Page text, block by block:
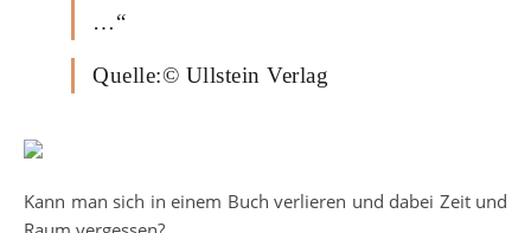
…“
Quelle:© Ullstein Verlag
Kann man sich in einem Buch verlieren und dabei Zeit und